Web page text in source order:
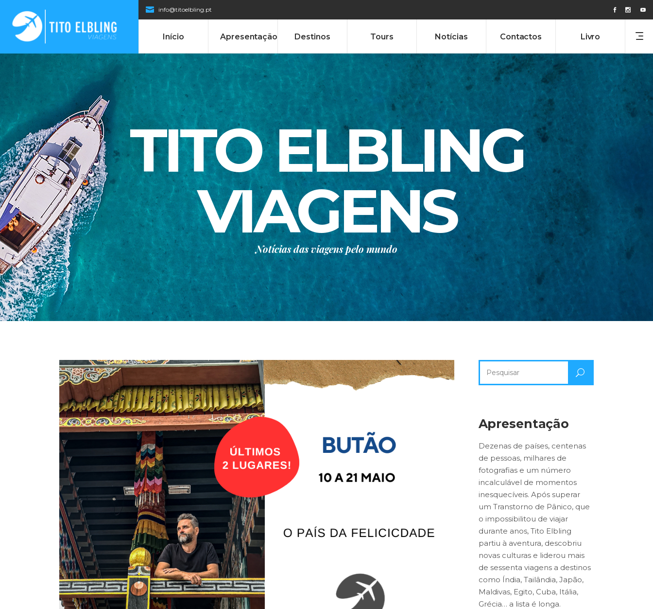
info@titoelbling.pt
Início Apresentação Destinos Tours Notícias Contactos Livro
TITO ELBLING
VIAGENS
Notícias das viagens pelo mundo
por:
Apresentação
Dezenas de países, centenas
de pessoas, milhares de
fotografias e um número
incalculável de momentos
inesquecíveis. Após superar
um Transtorno de Pânico, que
o impossibilitou de viajar
durante anos, Tito Elbling
partiu à aventura, descobriu
novas culturas e liderou mais
de sessenta viagens a destinos
como Índia, Tailândia, Japão,
Maldivas, Egito, Cuba, Itália,
Grécia… a lista é longa.